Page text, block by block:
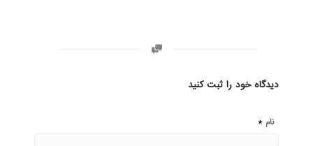
دیدگاه خود را ثبت کنید
نام *